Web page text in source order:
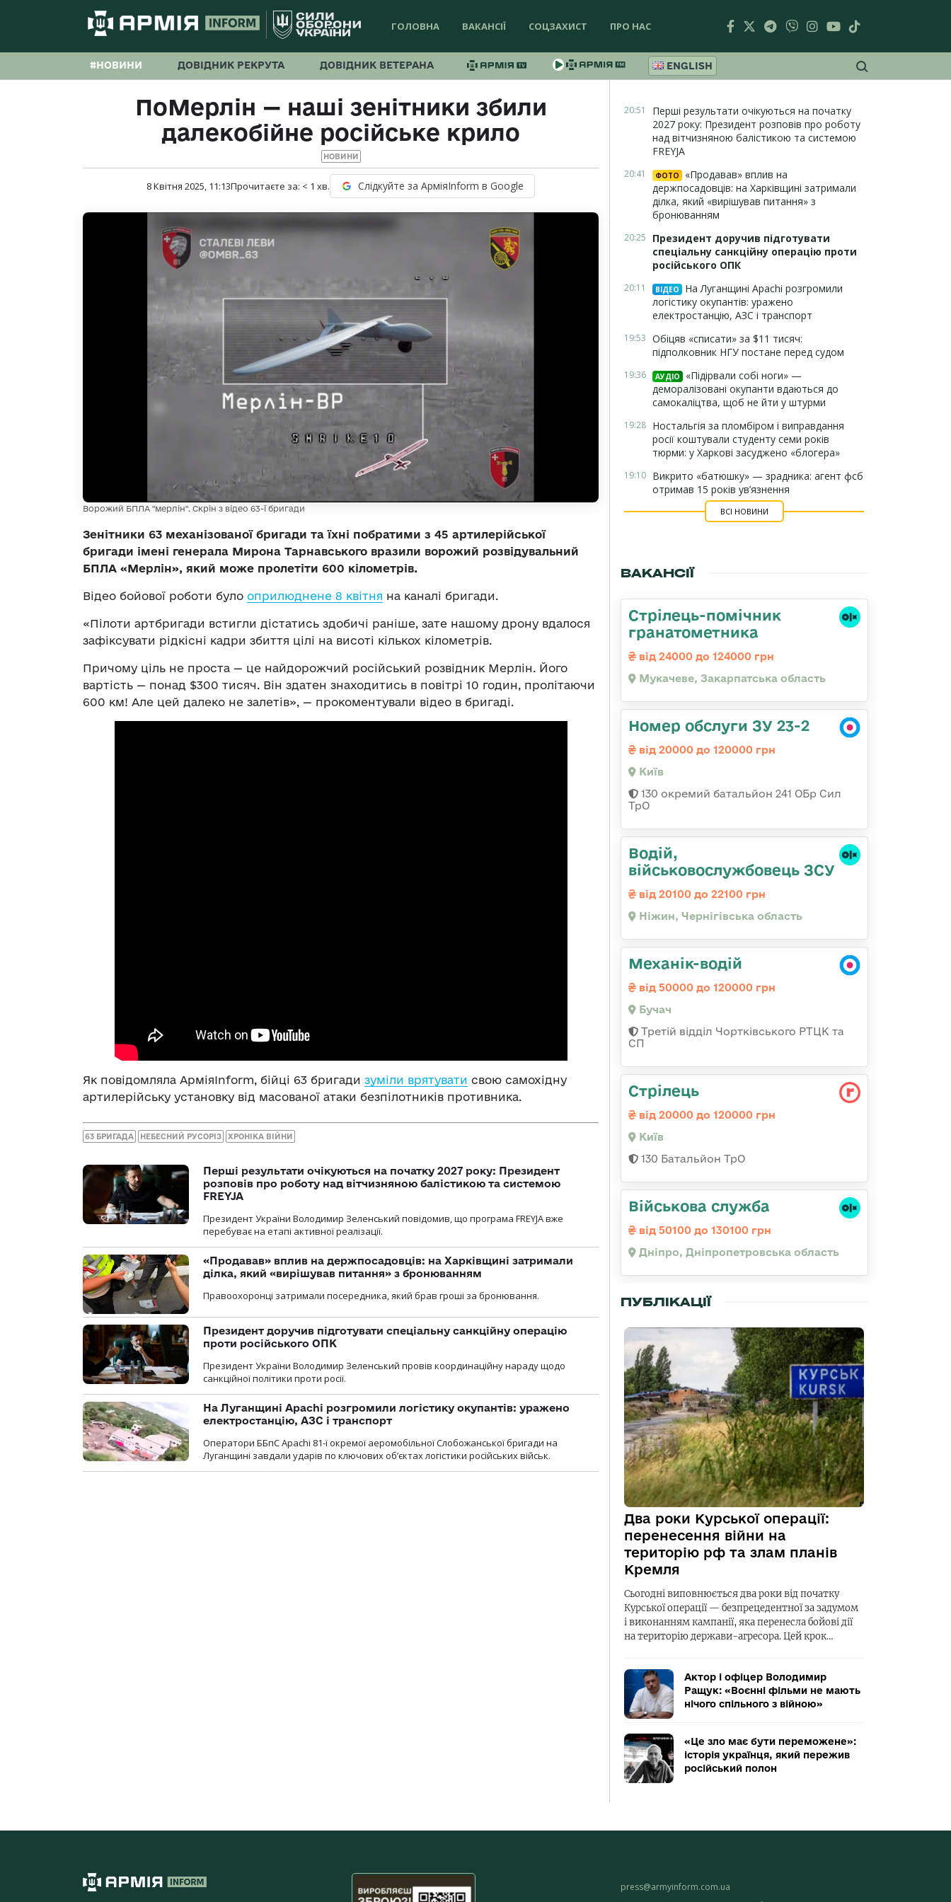
ГОЛОВНА ВАКАНСІЇ СОЦЗАХИСТ ПРО НАС
#НОВИНИ ДОВІДНИК РЕКРУТА ДОВІДНИК ВЕТЕРАНА ENGLISH
ПоМерлін — наші зенітники збили
далекобійне російське крило
НОВИНИ
8 Квітня 2025, 11:13Прочитаєте за: < 1 хв. Слідкуйте за АрміяInform в Google
Ворожий БПЛА "мерлін". Скрін з відео 63-ї бригади
Зенітники 63 механізованої бригади та їхні побратими з 45 артилерійської
бригади імені генерала Мирона Тарнавського вразили ворожий розвідувальний
БПЛА «Мерлін», який може пролетіти 600 кілометрів.
Відео бойової роботи було оприлюднене 8 квітня на каналі бригади.
«Пілоти артбригади встигли дістатись здобичі раніше, зате нашому дрону вдалося
зафіксувати рідкісні кадри збиття цілі на висоті кількох кілометрів.
Причому ціль не проста — це найдорожчий російський розвідник Мерлін. Його
вартість — понад $300 тисяч. Він здатен знаходитись в повітрі 10 годин, пролітаючи
600 км! Але цей далеко не залетів», — прокоментували відео в бригаді.
Як повідомляла АрміяInform, бійці 63 бригади зуміли врятувати свою самохідну
артилерійську установку від масованої атаки безпілотників противника.
63 БРИГАДА НЕБЕСНИЙ РУСОРІЗ ХРОНІКА ВІЙНИ
Перші результати очікуються на початку 2027 року: Президент
розповів про роботу над вітчизняною балістикою та системою
FREYJA
Президент України Володимир Зеленський повідомив, що програма FREYJA вже
перебуває на етапі активної реалізації.
«Продавав» вплив на держпосадовців: на Харківщині затримали
ділка, який «вирішував питання» з бронюванням
Правоохоронці затримали посередника, який брав гроші за бронювання.
Президент доручив підготувати спеціальну санкційну операцію
проти російського ОПК
Президент України Володимир Зеленський провів координаційну нараду щодо
санкційної політики проти росії.
На Луганщині Apachi розгромили логістику окупантів: уражено
електростанцію, АЗС і транспорт
Оператори ББпС Apachi 81-ї окремої аеромобільної Слобожанської бригади на
Луганщині завдали ударів по ключових об’єктах логістики російських військ.
20:51
Перші результати очікуються на початку
2027 року: Президент розповів про роботу
над вітчизняною балістикою та системою
FREYJA
20:41 ФОТО
«Продавав» вплив на
держпосадовців: на Харківщині затримали
ділка, який «вирішував питання» з
бронюванням
20:25
Президент доручив підготувати
спеціальну санкційну операцію проти
російського ОПК
20:11 ВІДЕО
На Луганщині Apachi розгромили
логістику окупантів: уражено
електростанцію, АЗС і транспорт
19:53 Обіцяв «списати» за $11 тисяч:
підполковник НГУ постане перед судом
19:36 АУДІО
«Підірвали собі ноги» —
деморалізовані окупанти вдаються до
самокаліцтва, щоб не йти у штурми
19:28 Ностальгія за пломбіром і виправдання
росії коштували студенту семи років
тюрми: у Харкові засуджено «блогера»
19:10 Викрито «батюшку» — зрадника: агент фсб
отримав 15 років ув’язнення
ВСІ НОВИНИ
ВАКАНСІЇ
Стрілець-помічник
гранатометника
від 24000 до 124000 грн
Мукачеве, Закарпатська область
Номер обслуги ЗУ 23-2
від 20000 до 120000 грн
Київ
130 окремий батальйон 241 ОБр Сил
ТрО
Водій,
військовослужбовець ЗСУ
від 20100 до 22100 грн
Ніжин, Чернігівська область
Механік-водій
від 50000 до 120000 грн
Бучач
Третій відділ Чортківського РТЦК та
СП
Стрілець
від 20000 до 120000 грн
Київ
130 Батальйон ТрО
Військова служба
від 50100 до 130100 грн
Дніпро, Дніпропетровська область
ПУБЛІКАЦІЇ
Два роки Курської операції:
перенесення війни на
територію рф та злам планів
Кремля
Сьогодні виповнюється два роки від початку
Курської операції — безпрецедентної за задумом
і виконанням кампанії, яка перенесла бойові дії
на територію держави-агресора. Цей крок…
Актор і офіцер Володимир
Ращук: «Воєнні фільми не мають
нічого спільного з війною»
«Це зло має бути переможене»:
історія українця, який пережив
російський полон
press@armyinform.com.ua